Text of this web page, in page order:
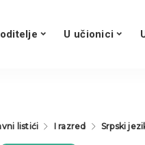
U učionici
listići I razred Srpski